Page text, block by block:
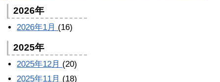
2026年
2026年1月 (16)
2025年
2025年12月 (20)
2025年11月 (18)